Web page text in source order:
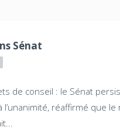
Sénat
de conseil : le Sénat
réaffirmé que le